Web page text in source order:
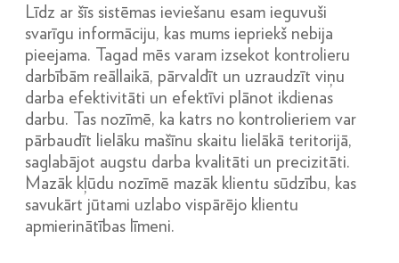
Līdz ar šīs sistēmas ieviešanu esam ieguvuši
svarīgu informāciju, kas mums iepriekš nebija
pieejama. Tagad mēs varam izsekot kontrolieru
darbībām reāllaikā, pārvaldīt un uzraudzīt viņu
darba efektivitāti un efektīvi plānot ikdienas
darbu. Tas nozīmē, ka katrs no kontrolieriem var
pārbaudīt lielāku mašīnu skaitu lielākā teritorijā,
saglabājot augstu darba kvalitāti un precizitāti.
Mazāk kļūdu nozīmē mazāk klientu sūdzību, kas
savukārt jūtami uzlabo vispārējo klientu
apmierinātības līmeni.